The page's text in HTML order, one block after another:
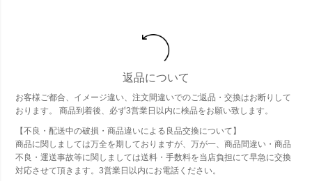
返品について
お客様ご都合、イメージ違い、注文間違いでのご返品・交換はお断りして
おります。 商品到着後、必ず3営業日以内に検品をお願い致します。
【不良・配送中の破損・商品違いによる良品交換について】
商品に関しましては万全を期しておりますが、万が一、商品間違い・商品
不良・運送事故等に関しましては送料・手数料を当店負担にて早急に交換
対応させて頂きます。3営業日以内にお電話ください。